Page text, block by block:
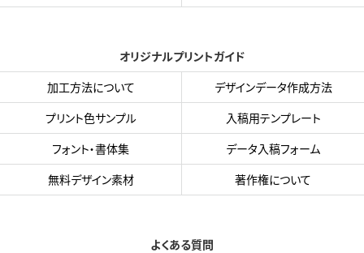
オリジナルプリントガイド
加工方法について
デザインデータ作成方法
プリント色サンプル
入稿用テンプレート
フォント・書体集
データ入稿フォーム
無料デザイン素材
著作権について
よくある質問